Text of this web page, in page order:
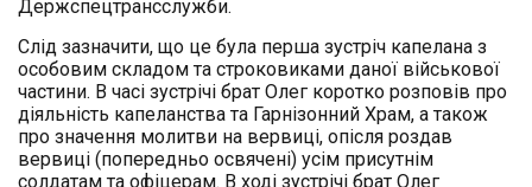
Держспецтрансслужби.
Слід зазначити, що це була перша зустріч капелана з
особовим складом та строковиками даної військової
частини. В часі зустрічі брат Олег коротко розповів про
діяльність капеланства та Гарнізонний Храм, а також
про значення молитви на вервиці, опісля роздав
вервиці (попередньо освячені) усім присутнім
солдатам та офіцерам. В ході зустрічі брат Олег